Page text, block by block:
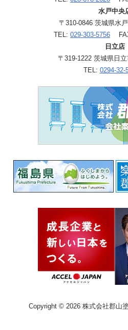
水戸中央
〒310-0846 茨城県水
TEL: 029-303-5756
日立店
〒319-1222 茨城県日
TEL: 0294-32-
Copyright © 2026 株式会社郡山